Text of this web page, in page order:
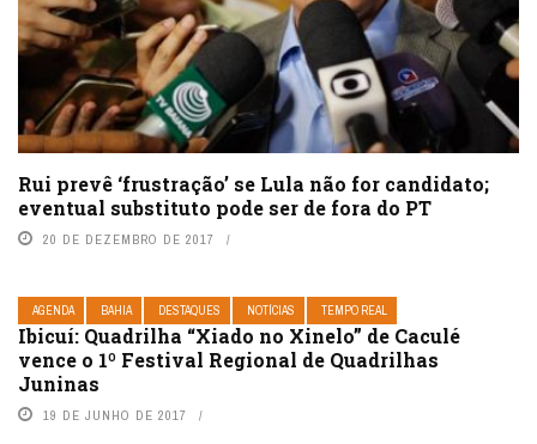
Rui prevê ‘frustração’ se Lula não for candidato;
eventual substituto pode ser de fora do PT
20 DE DEZEMBRO DE 2017
AGENDA BAHIA DESTAQUES NOTÍCIAS TEMPO REAL
Ibicuí: Quadrilha “Xiado no Xinelo” de Caculé
vence o 1º Festival Regional de Quadrilhas
Juninas
19 DE JUNHO DE 2017